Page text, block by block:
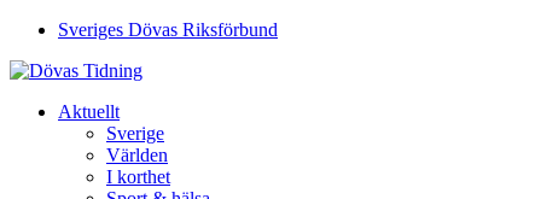
Sveriges Dövas Riksförbund
Aktuellt
Sverige
Världen
I korthet